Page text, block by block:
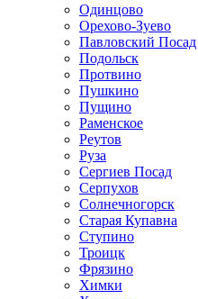
Одинцово
Орехово-Зуево
Павловский Посад
Подольск
Протвино
Пушкино
Пущино
Раменское
Реутов
Руза
Сергиев Посад
Серпухов
Солнечногорск
Старая Купавна
Ступино
Троицк
Фрязино
Химки